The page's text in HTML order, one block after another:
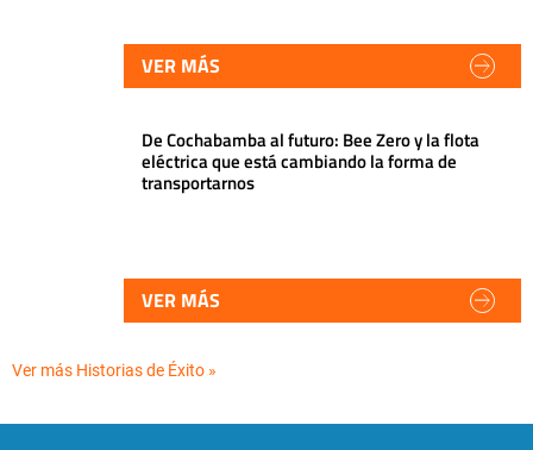
VER MÁS
De Cochabamba al futuro: Bee Zero y la flota
eléctrica que está cambiando la forma de
transportarnos
VER MÁS
Ver más Historias de Éxito »